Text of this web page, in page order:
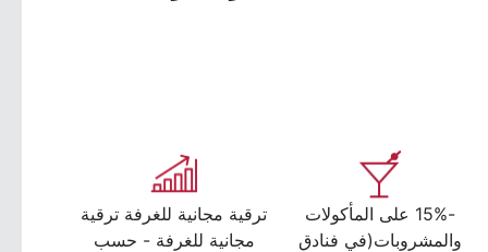
-15% على المأكولات
والمشروبات(في فنادق
ترقية مجانية للغرفة ترقية
مجانية للغرفة - حسب